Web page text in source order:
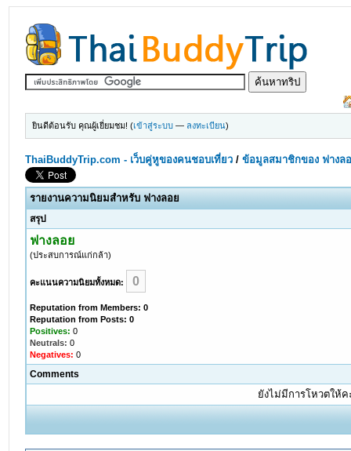
ยินดีต้อนรับ คุณผู้เยี่ยมชม! (เข้าสู่ระบบ — ลงทะเบียน)
ThaiBuddyTrip.com - เว็บคู่หูของคนชอบเที่ยว /ข้อมูลสมาชิกของ ฟางล
รายงานความนิยมสำหรับ ฟางลอย
สรุป
ฟางลอย
(ประสบการณ์แก่กล้า)
คะแนนความนิยมทั้งหมด: 0
Reputation from Members: 0
Reputation from Posts: 0
Positives: 0
Neutrals: 0
Negatives: 0
Comments
ยังไม่มีการโหวตให้